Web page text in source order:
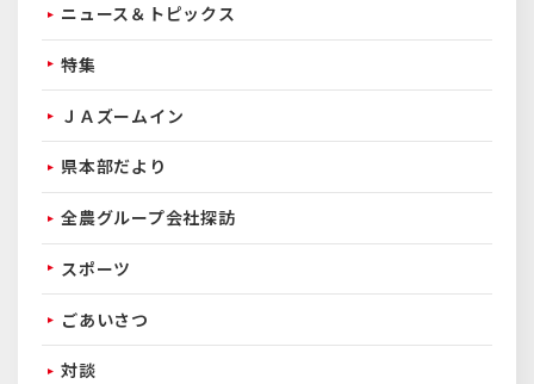
ニュース＆トピックス
特集
ＪＡズームイン
県本部だより
全農グループ会社探訪
スポーツ
ごあいさつ
対談